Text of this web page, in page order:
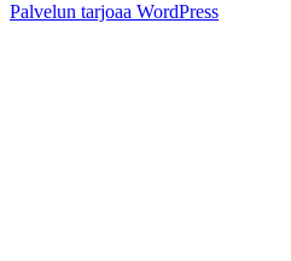
Palvelun tarjoaa WordPress